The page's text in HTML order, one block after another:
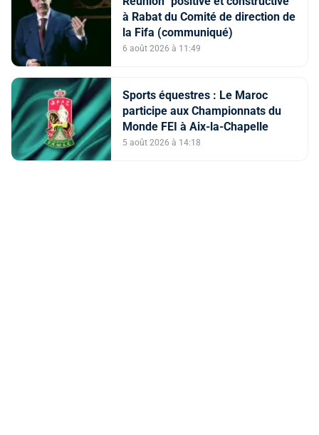
à Rabat du Comité de direction de
la Fifa (communiqué)
6 août 2026 à 11:49
Sports équestres : Le Maroc
participe aux Championnats du
Monde FEI à Aix-la-Chapelle
5 août 2026 à 14:18